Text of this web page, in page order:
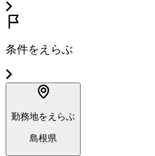
条件をえらぶ
勤務地をえらぶ
島根県